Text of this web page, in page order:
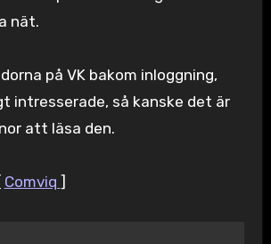
nät.
på VK bakom inloggning,
intresserade, så kanske det är
att läsa den.
Comviq ]